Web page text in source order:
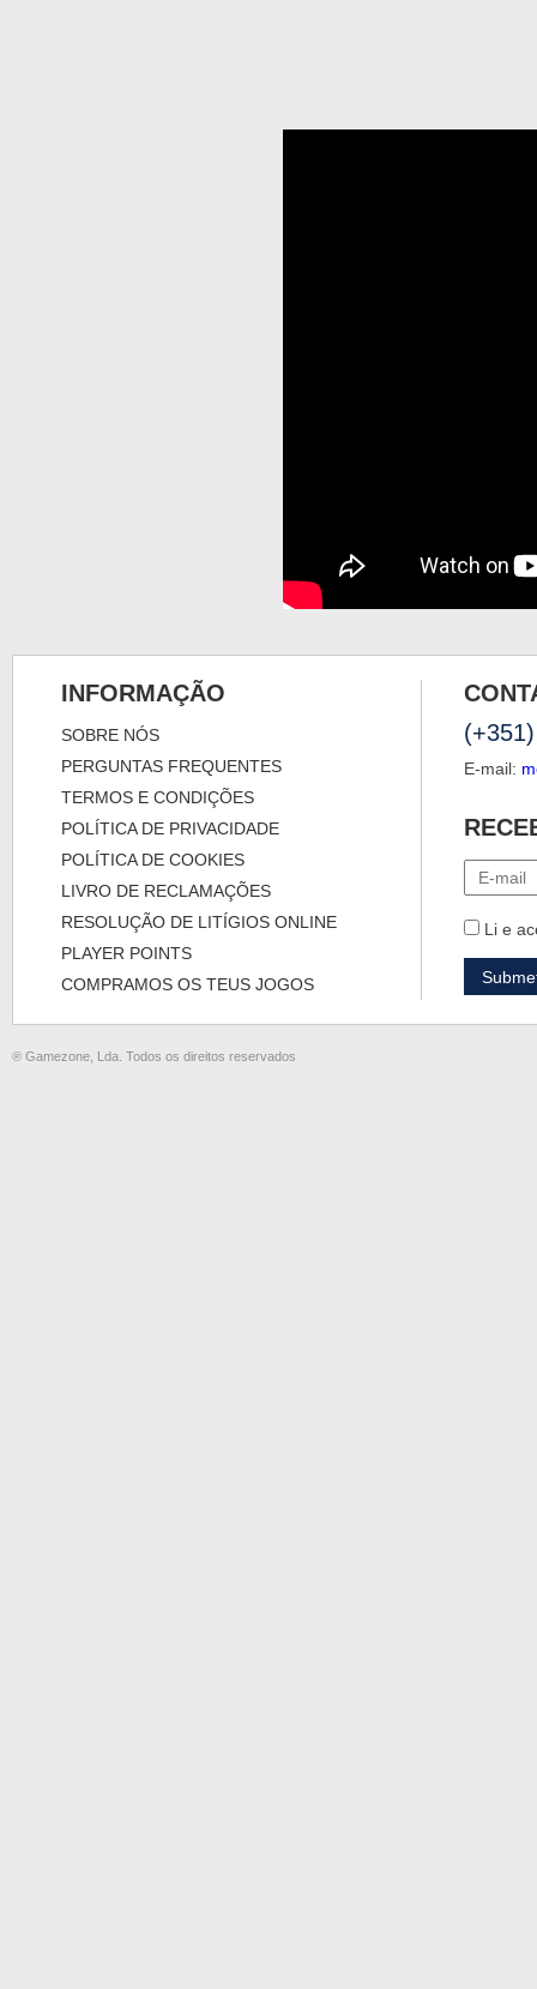
INFORMAÇÃO
SOBRE NÓS
PERGUNTAS FREQUENTES
TERMOS E CONDIÇÕES
POLÍTICA DE PRIVACIDADE
POLÍTICA DE COOKIES
LIVRO DE RECLAMAÇÕES
RESOLUÇÃO DE LITÍGIOS ONLINE
PLAYER POINTS
COMPRAMOS OS TEUS JOGOS
E-mail:
Li e
® Gamezone, Lda. Todos os direitos reservados